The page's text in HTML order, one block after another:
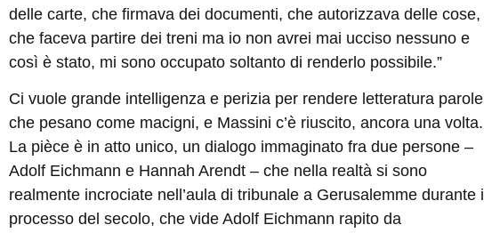
delle carte, che firmava dei documenti, che autorizzava delle cose,
che faceva partire dei treni ma io non avrei mai ucciso nessuno e
così è stato, mi sono occupato soltanto di renderlo possibile.”
Ci vuole grande intelligenza e perizia per rendere letteratura parole
che pesano come macigni, e Massini c’è riuscito, ancora una volta.
La pièce è in atto unico, un dialogo immaginato fra due persone –
Adolf Eichmann e Hannah Arendt – che nella realtà si sono
realmente incrociate nell’aula di tribunale a Gerusalemme durante il
processo del secolo, che vide Adolf Eichmann rapito da